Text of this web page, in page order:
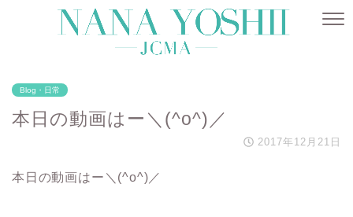
Blog・日常
本日の動画はー＼(^o^)／
2017年12月21日
本日の動画はー＼(^o^)／